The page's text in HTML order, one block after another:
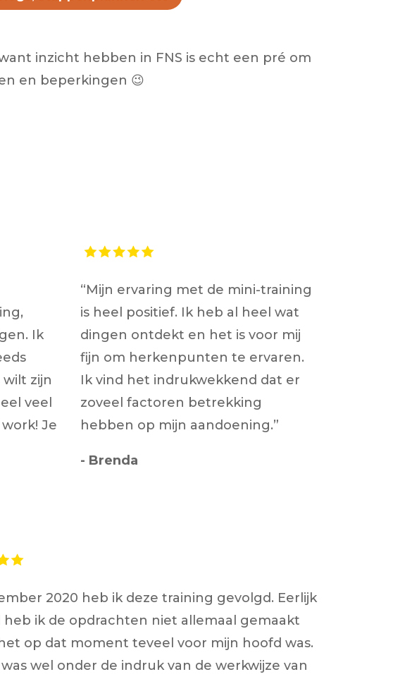
inzicht hebben in FNS is echt een pré om
en beperkingen 😉
Ik
zijn
veel
Je
“Mijn ervaring met de mini-training
is heel positief. Ik heb al heel wat
dingen ontdekt en het is voor mij
fijn om herkenpunten te ervaren.
Ik vind het indrukwekkend dat er
zoveel factoren betrekking
hebben op mijn aandoening.”
- Brenda
2020 heb ik deze training gevolgd. Eerlijk
heb ik de opdrachten niet allemaal gemaakt
op dat moment teveel voor mijn hoofd was.
was wel onder de indruk van de werkwijze van